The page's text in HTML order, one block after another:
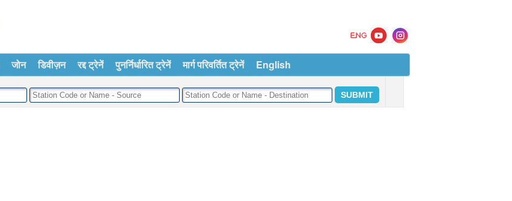
जोन डिवीज़न रद्द ट्रेनें पुनर्निर्धारित ट्रेनें मार्ग परिवर्तित ट्रेनें English